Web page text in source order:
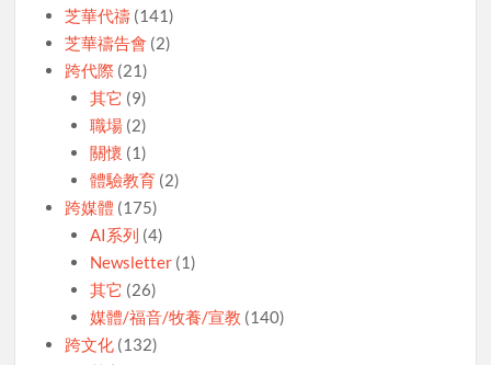
芝華代禱 (141)
芝華禱告會 (2)
跨代際 (21)
其它 (9)
職場(2)
關懷 (1)
體驗教育(2)
跨媒體 (175)
AI系列 (4)
Newsletter(1)
其它 (26)
媒體/福音/牧養/宣教 (140)
跨文化 (132)